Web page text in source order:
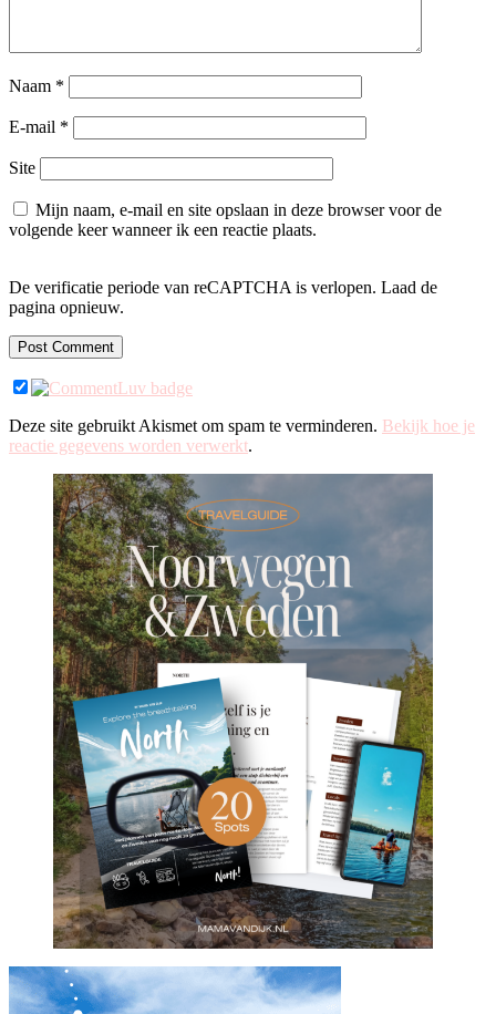
Naam *
E-mail *
Site
Mijn naam, e-mail en site opslaan in deze browser voor de
volgende keer wanneer ik een reactie plaats.
De verificatie periode van reCAPTCHA is verlopen. Laad de
pagina opnieuw.
Deze site gebruikt Akismet om spam te verminderen. Bekijk hoe je
reactie gegevens worden verwerkt.